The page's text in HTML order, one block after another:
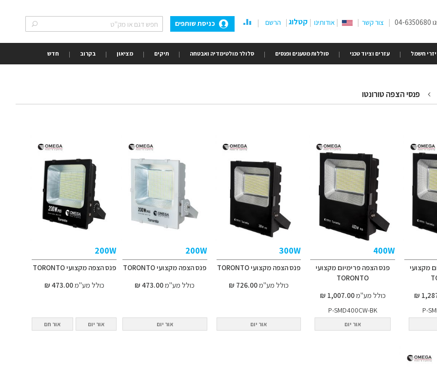
צור קשר אודותינו קטלוג
הרשם
חפש
כניסת שותפים
חשמל עזרים וציוד טכני סוללות מטענים ופנסים סלולר מולטימדיה ואבטחה תיקים מציאון בקרוב חדש
פנסי הצפה טורונטו
מקצועי
P-
400W
פנס הצפה פרימיום מקצועי
TORONTO
כולל מע"מ1,007.00 ₪
P-SMD400CW-BK
אור יום
300W
פנס הצפה מקצועי TORONTO
כולל מע"מ726.00 ₪
אור יום
200W
פנס הצפה מקצועי TORONTO
כולל מע"מ473.00 ₪
אור יום
200W
פנס הצפה מקצועי TORONTO
כולל מע"מ473.00 ₪
אור יום אור חם